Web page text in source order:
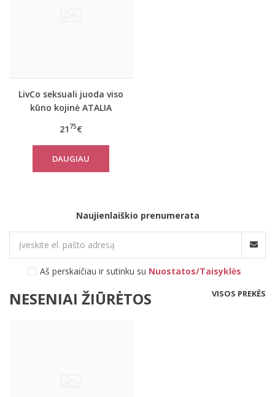
LivCo seksuali juoda viso
kūno kojinė ATALIA
21 75€
DAUGIAU
Naujienlaiškio prenumerata
Aš perskaičiau ir sutinku su Nuostatos/Taisyklės
NESENIAI ŽIŪRĖTOS VISOS PREKĖS